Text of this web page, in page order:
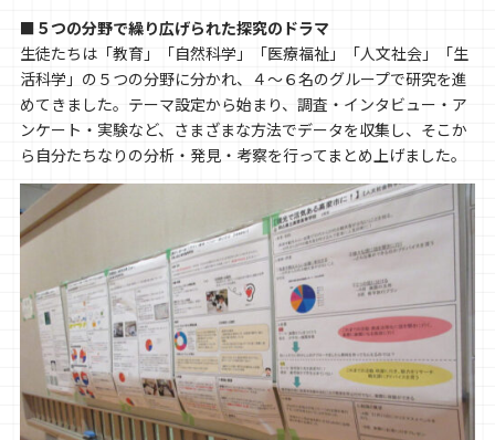
■５つの分野で繰り広げられた探究のドラマ
生徒たちは「教育」「自然科学」「医療福祉」「人文社会」「生
活科学」の５つの分野に分かれ、４〜６名のグループで研究を進
めてきました。テーマ設定から始まり、調査・インタビュー・ア
ンケート・実験など、さまざまな方法でデータを収集し、そこか
ら自分たちなりの分析・発見・考察を行ってまとめ上げました。